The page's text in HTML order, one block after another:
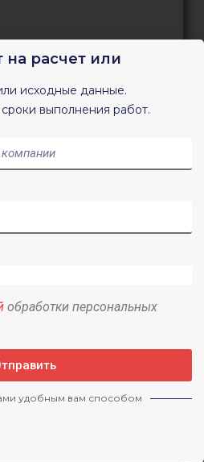
обоснование в
экспертизы
на расчет или
исходные данные.
выполнения работ.
обработки персональных
удобным вам способом